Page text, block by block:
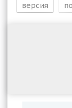
версия